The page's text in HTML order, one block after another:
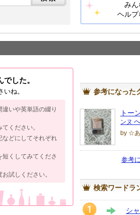
みん
ヘルプ
した。
ね。
いや英単語の綴り
ください。
どにしてそれぞれ
くしてみてくださ
試しください。
参考になった
トー
ンヌ
by ☆
参考
検索ワードラ
シ